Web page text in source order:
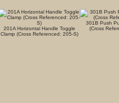
201A Horizontal Handle Toggle
Clamp (Cross Referenced: 205-S)
301B Push
(Cross